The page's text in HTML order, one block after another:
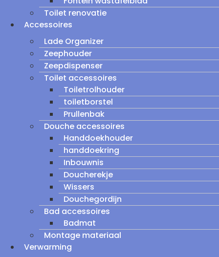
Toilet renovatie
Accessoires
Lade Organizer
Zeephouder
Zeepdispenser
Toilet accessoires
Toiletrolhouder
toiletborstel
Prullenbak
Douche accessoires
Handdoekhouder
handdoekring
Inbouwnis
Doucherekje
Wissers
Douchegordijn
Bad accessoires
Badmat
Montage materiaal
Verwarming